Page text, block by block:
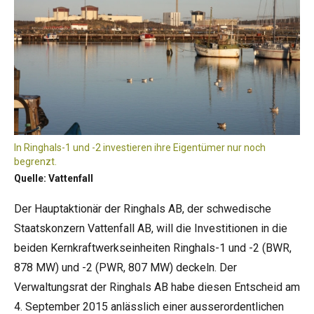
In Ringhals-1 und -2 investieren ihre Eigentümer nur noch
begrenzt.
Quelle: Vattenfall
Der Hauptaktionär der Ringhals AB, der schwedische
Staatskonzern Vattenfall AB, will die Investitionen in die
beiden Kernkraftwerkseinheiten Ringhals-1 und -2 (BWR,
878 MW) und -2 (PWR, 807 MW) deckeln. Der
Verwaltungsrat der Ringhals AB habe diesen Entscheid am
4. September 2015 anlässlich einer ausserordentlichen